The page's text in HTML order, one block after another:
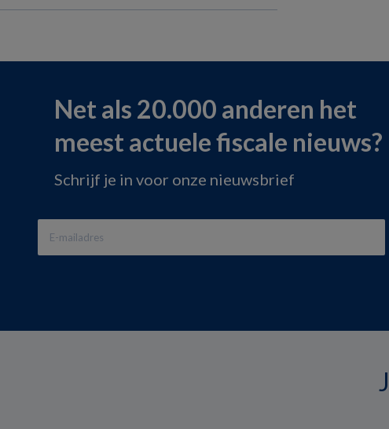
Net als 20.000 anderen het
meest actuele fiscale nieuws?
Schrijf je in voor onze nieuwsbrief